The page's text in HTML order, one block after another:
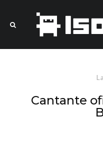
Cantante